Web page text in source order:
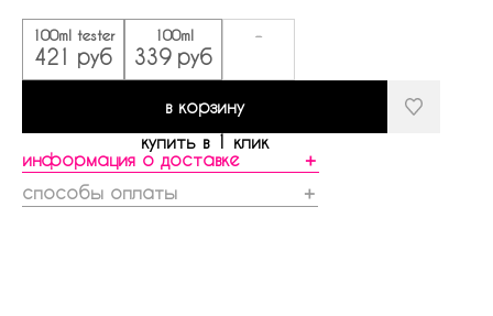
100ml tester
421 руб
100ml
339 руб
-
в корзину
купить в 1 клик
информация о доставке
＋
способы оплаты
＋